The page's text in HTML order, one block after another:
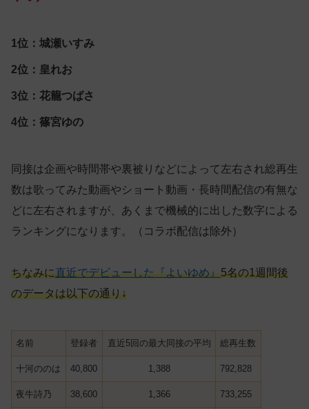
1位：城瀬いすみ
2位：皇れお
3位：花籠つばさ
4位：篠宮ゆの
同接は企画や時間帯や裏被りなどによって左右され総再生
数は歌ってみた動画やショート動画・長時間配信の有無な
どに左右されますが、あくまで機械的に出した数字による
ランキングになります。（コラボ配信は除外）
ちなみに直近でデビューした『よいゆめ』5名の1週間後
のデータは以下の通り↓
名前 登録者 直近5回の最大同接の平均 総再生数
十河ののは 40,800 1,388 792,828
夜牛詩乃 38,600 1,366 733,255